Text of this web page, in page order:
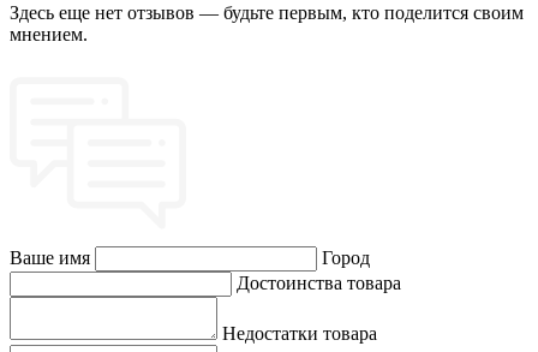
Здесь еще нет отзывов — будьте первым, кто поделится своим
мнением.
Ваше имя
Город
Достоинства товара
Недостатки товара